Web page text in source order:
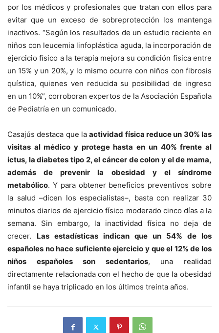
por los médicos y profesionales que tratan con ellos para
evitar que un exceso de sobreprotección los mantenga
inactivos. “Según los resultados de un estudio reciente en
niños con leucemia linfoplástica aguda, la incorporación de
ejercicio físico a la terapia mejora su condición física entre
un 15% y un 20%, y lo mismo ocurre con niños con fibrosis
quística, quienes ven reducida su posibilidad de ingreso
en un 10%”, corroboran expertos de la Asociación Española
de Pediatría en un comunicado.
Casajús destaca que laactividad física reduce un 30% las
visitas al médico y protege hasta en un 40% frente al
ictus, la diabetes tipo 2, el cáncer de colon y el de mama,
además de prevenir la obesidad y el síndrome
metabólico. Y para obtener beneficios preventivos sobre
la salud –dicen los especialistas–, basta con realizar 30
minutos diarios de ejercicio físico moderado cinco días a la
semana. Sin embargo, la inactividad física no deja de
crecer. Las estadísticas indican que un 54% de los
españoles no hace suficiente ejercicio y que el 12% de los
niños españoles son sedentarios, una realidad
directamente relacionada con el hecho de que la obesidad
infantil se haya triplicado en los últimos treinta años.